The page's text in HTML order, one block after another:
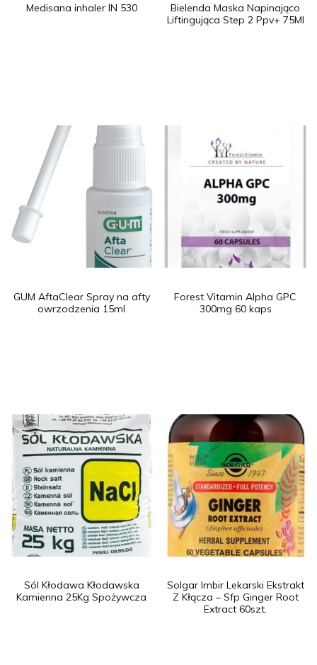
Medisana inhaler IN 530
Bielenda Maska Napinająco
Liftingująca Step 2 Ppv+ 75Ml
GUM AftaClear Spray na afty
owrzodzenia 15ml
Forest Vitamin Alpha GPC
300mg 60 kaps
Sól Kłodawa Kłodawska
Kamienna 25Kg Spożywcza
Solgar Imbir Lekarski Ekstrakt
Z Kłącza – Sfp Ginger Root
Extract 60szt.